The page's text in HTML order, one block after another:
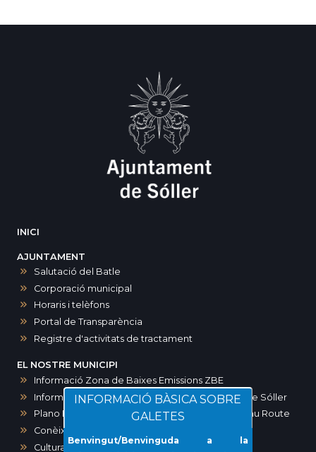
INICI
AJUNTAMENT
Salutació del Batle
Corporació municipal
Horaris i telèfons
Portal de Transparència
Registre d'activitats de tractament
EL NOSTRE MUNICIPI
Informació Zona de Baixes Emissions ZBE
Informació zones d’aparcament a Sóller i port de Sóller
Plano Maps SOLLER. Ruta modernista-Art Noveau Route
Conèixer Sóller
Cultura
INFORMACIÓ BÀSICA SOBRE
GALETES
Benvingut/Benvinguda a la